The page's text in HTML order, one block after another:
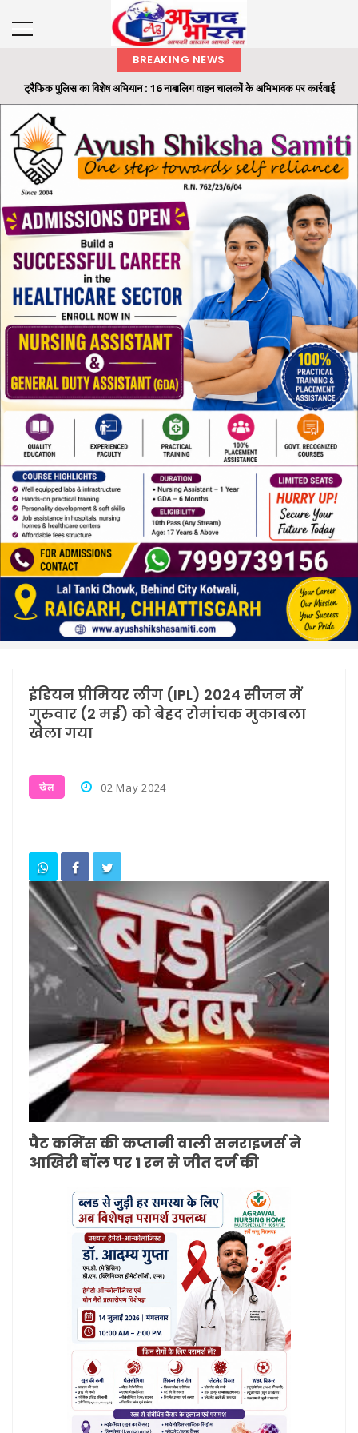
BREAKING NEWS
ट्रैफिक पुलिस का विशेष अभियान : 16 नाबालिग वाहन चालकों के अभिभावक पर कार्रवाई
रायगढ़ में 32 लाख की ट्रांसपोर्ट कंपनी धोखाधड़ी का फरार आरोपी गिरफ्तार, 'ऑपरेशन क्लीन
हंट' के तहत...
समाज के अंतिम व्यक्ति तक पहुंचे शासन की योजनाओं का लाभ: राज्यपाल श्री रमेन डेका
राज्यपाल ने ‘एक पेड़ मां के नाम’ अभियान के तहत कलेक्टोरेट परिसर में लगाया बादाम का पौधा
मैकेनाइज्ड इन्फैंट्री रेजिमेंट का मिशन निरंतर मिलाप कार्यक्रम आयोजित
इंड‍ियन प्रीम‍ियर लीग (IPL) 2024 सीजन में
गुरुवार (2 मई) को बेहद रोमांचक मुकाबला
खेला गया
खेल 02 May 2024
पैट कमिंस की कप्तानी वाली सनराइजर्स ने
आखिरी बॉल पर 1 रन से जीत दर्ज की